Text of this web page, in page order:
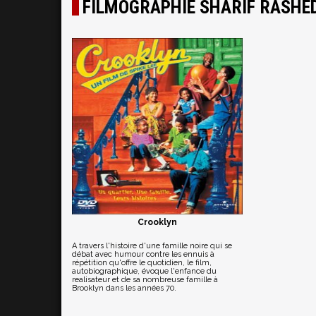
FILMOGRAPHIE SHARIF
Crooklyn
A travers l'histoire d'une famille noire qui se
débat avec humour contre les ennuis à
répétition qu'offre le quotidien, le film,
autobiographique, évoque l'enfance du
realisateur et de sa nombreuse famille à
Brooklyn dans les années 70.